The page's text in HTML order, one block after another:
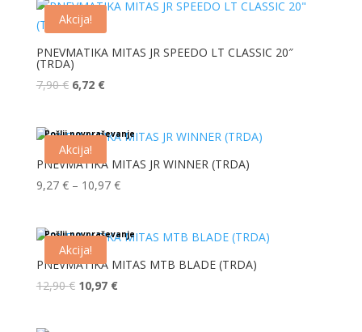
Akcija!
PNEVMATIKA MITAS JR SPEEDO LT CLASSIC 20″
(TRDA)
7,90€ Izvirna
bila:
7,90 €.
6,72 €Trenutna
6,72 €.
Pošlji povpraševanje
Akcija!
PNEVMATIKA MITAS JR WINNER (TRDA)
9,27 €– 10,97 €
Pošlji povpraševanje
Akcija!
PNEVMATIKA MITAS MTB BLADE (TRDA)
12,90€ Izvirna
10,97 €Trenutna